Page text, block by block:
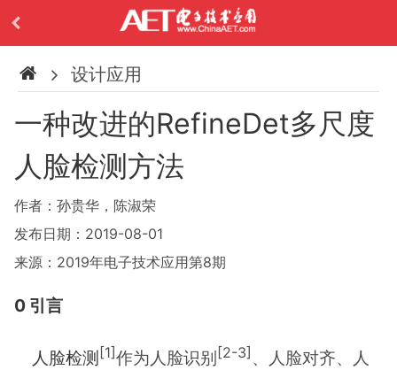
设计应用
一种改进的RefineDet多尺度
人脸检测方法
作者：孙贵华，陈淑荣
发布日期：2019-08-01
来源：2019年电子技术应用第8期
0 引言
人脸检测 [1]作为人脸识别 [2-3] 、人脸对齐、人